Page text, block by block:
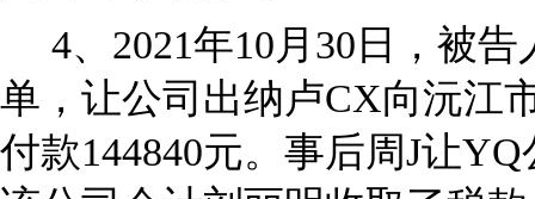
4、2021年10月30日，被
单，让公司出纳卢CX向沅江
付款144840元。事后周J让